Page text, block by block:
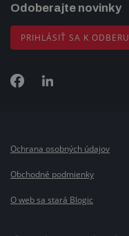
Odoberajte novinky
PRIHLÁSIŤ SA K
Ochrana osobných údajov
Obchodné podmienky
O web sa stará Blogic